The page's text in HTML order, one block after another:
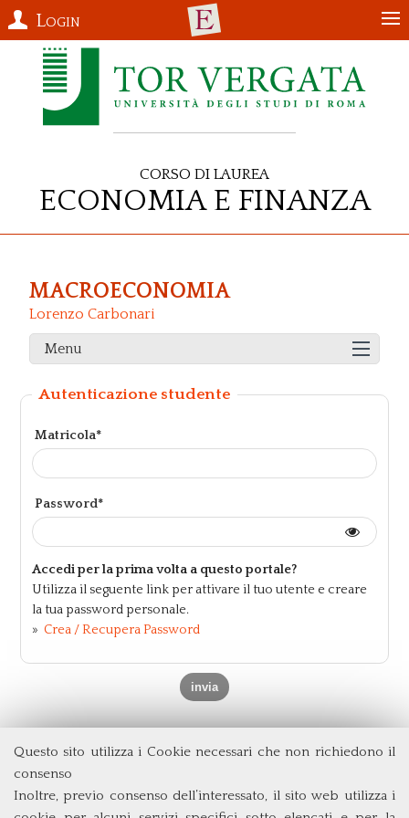
Questo sito utilizza i Cookie necessari che non richiedono il
consenso
Inoltre, previo consenso dell’interessato, il sito web utilizza i
Login
Corso di Laurea
Economia e Finanza
MACROECONOMIA
Lorenzo Carbonari
Menu
Autenticazione studente
Matricola*
Password*
Accedi per la prima volta a questo portale?
Utilizza il seguente link per attivare il tuo utente e creare
la tua password personale.
» Crea / Recupera Password
Università degli Studi di Roma Tor Vergata
Via Columbia, 2